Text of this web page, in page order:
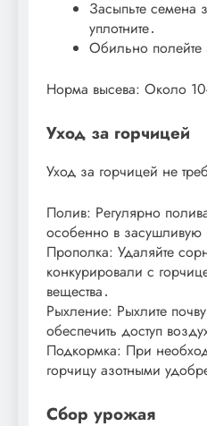
Засыпьте семена
уплотните․
Обильно полейте
Норма высева: Около
Уход за горчицей
Уход за горчицей не
Полив: Регулярно
особенно в засушливую
Прополка: Удаляйте
конкурировали с
вещества․
Рыхление: Рыхлите
обеспечить доступ
Подкормка: При
горчицу азотными
Сбор урожая